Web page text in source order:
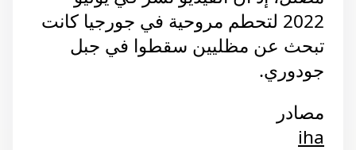
جودوري.
مصادر
iha